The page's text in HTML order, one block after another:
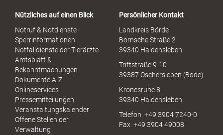
x
Nützliches auf einen Blick
Notruf & Notdienste
Sperrinformationen
Notfalldienste der Tierärzte
Amtsblatt &
Bekanntmachungen
Dokumente A-Z
Onlineservices
Pressemitteilungen
Veranstaltungskalender
Offene Stellen der
Verwaltung
Persönlicher Kontakt
Landkreis Börde
Bornsche Straße 2
39340 Haldensleben
Triftstraße 9-10
39387 Oschersleben (Bode)
Kronesruhe 8
39340 Haldensleben
Telefon: +49 3904 7240-0
Fax: +49 3904 49008